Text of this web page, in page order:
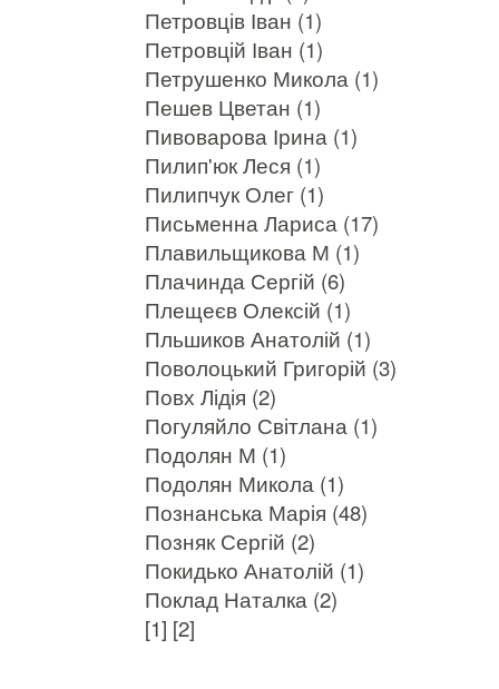
Петровців Іван (1)
Петровцій Іван (1)
Петрушенко Микола (1)
Пешев Цветан (1)
Пивоварова Ірина (1)
Пилип'юк Леся (1)
Пилипчук Олег (1)
Письменна Лариса (17)
Плавильщикова М (1)
Плачинда Сергій (6)
Плещеєв Олексій (1)
Пльшиков Анатолій (1)
Поволоцький Григорій (3)
Повх Лідія (2)
Погуляйло Світлана (1)
Подолян М (1)
Подолян Микола (1)
Познанська Марія (48)
Позняк Сергій (2)
Покидько Анатолій (1)
Поклад Наталка (2)
[1] [2]